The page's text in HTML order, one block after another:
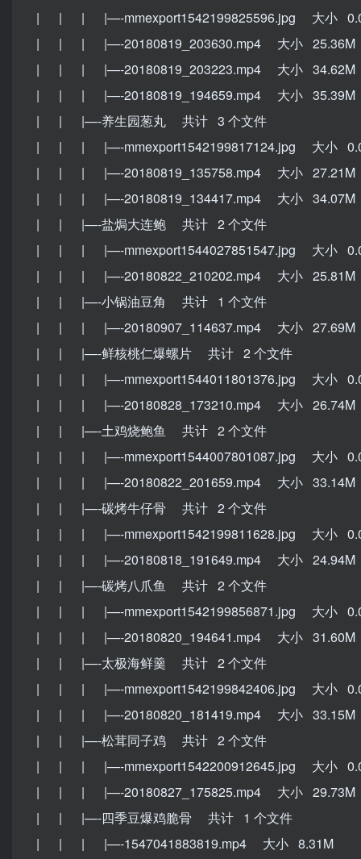
| | | |—-mmexport1542199825596.jpg 大小
| | | |—-20180819_203630.mp4 大小 25.36M
| | | |—-20180819_203223.mp4 大小 34.62M
| | | |—-20180819_194659.mp4 大小 35.39M
| | |—-养生园葱丸 共计 3 个文件
| | | |—-mmexport1542199817124.jpg 大小
| | | |—-20180819_135758.mp4 大小 27.21M
| | | |—-20180819_134417.mp4 大小 34.07M
| | |—-盐焗大连鲍 共计 2 个文件
| | | |—-mmexport1544027851547.jpg 大小
| | | |—-20180822_210202.mp4 大小 25.81M
| | |—-小锅油豆角 共计 1 个文件
| | | |—-20180907_114637.mp4 大小 27.69M
| | |—-鲜核桃仁爆螺片 共计 2 个文件
| | | |—-mmexport1544011801376.jpg 大小
| | | |—-20180828_173210.mp4 大小 26.74M
| | |—-土鸡烧鲍鱼 共计 2 个文件
| | | |—-mmexport1544007801087.jpg 大小
| | | |—-20180822_201659.mp4 大小 33.14M
| | |—-碳烤牛仔骨 共计 2 个文件
| | | |—-mmexport1542199811628.jpg 大小
| | | |—-20180818_191649.mp4 大小 24.94M
| | |—-碳烤八爪鱼 共计 2 个文件
| | | |—-mmexport1542199856871.jpg 大小
| | | |—-20180820_194641.mp4 大小 31.60M
| | |—-太极海鲜羹 共计 2 个文件
| | | |—-mmexport1542199842406.jpg 大小
| | | |—-20180820_181419.mp4 大小 33.15M
| | |—-松茸同子鸡 共计 2 个文件
| | | |—-mmexport1542200912645.jpg 大小
| | | |—-20180827_175825.mp4 大小 29.73M
| | |—-四季豆爆鸡脆骨 共计 1 个文件
| | | |—-1547041883819.mp4 大小 8.31M